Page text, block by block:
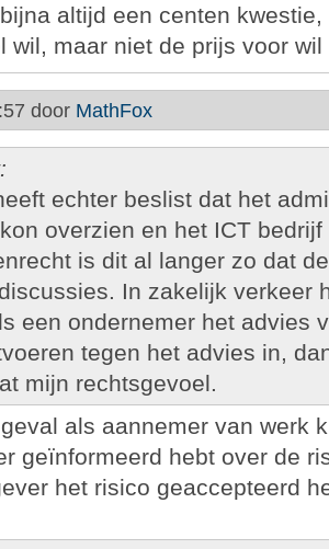
altijd een centen
wil, maar niet de prijs voor wil
door MathFox
echter beslist dat het
overzien en het ICT bedrijf
is dit al langer zo dat
In zakelijk verkeer
een ondernemer het advies
tegen het advies in,
mijn rechtsgevoel.
als aannemer van werk
geïnformeerd hebt over de
het risico geaccepteerd